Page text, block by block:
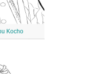
Kocho